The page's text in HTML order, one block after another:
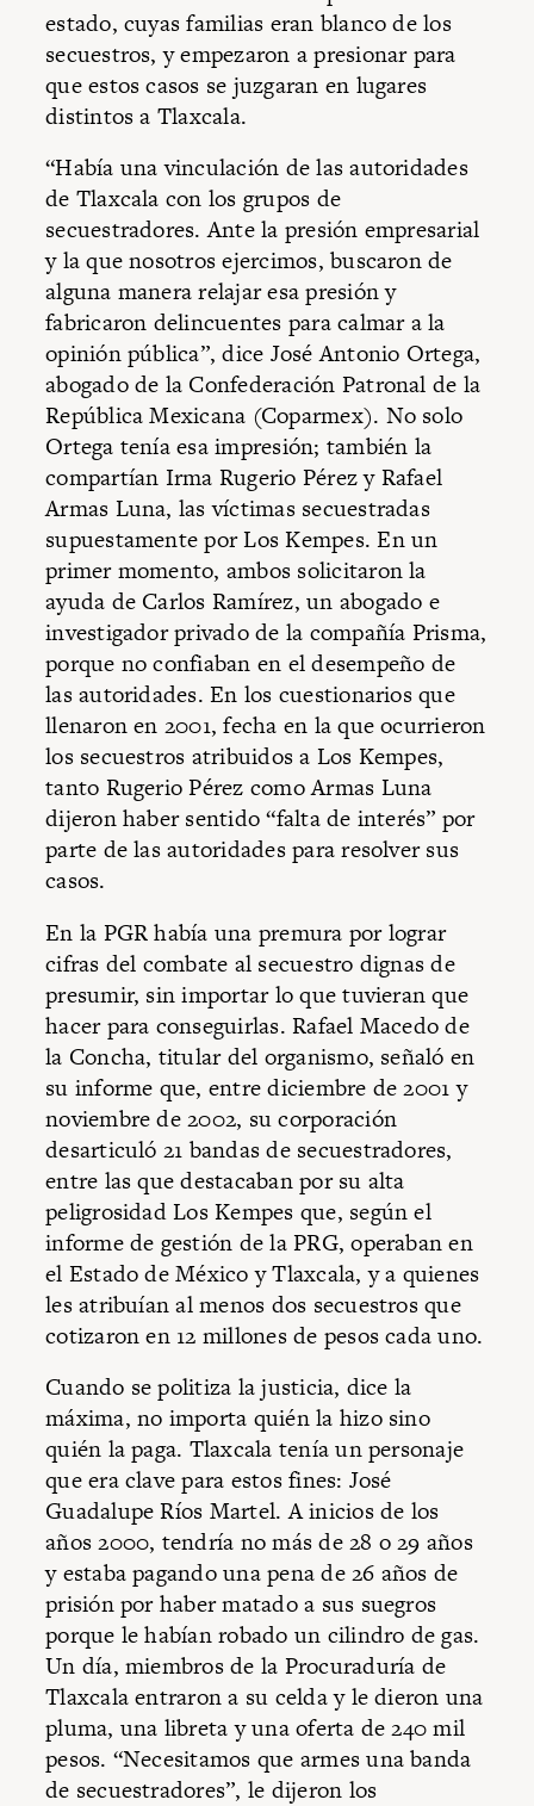
estado, cuyas familias eran blanco de los
secuestros, y empezaron a presionar para
que estos casos se juzgaran en lugares
distintos a Tlaxcala.
“Había una vinculación de las autoridades
de Tlaxcala con los grupos de
secuestradores. Ante la presión em­presarial
y la que nosotros ejercimos, buscaron de
alguna manera relajar esa presión y
fabricaron delincuentes para calmar a la
opinión pública”, dice José Antonio Ortega,
abogado de la Confederación Patronal de la
República Mexicana (Coparmex). No solo
Ortega tenía esa impresión; también la
compartían Irma Rugerio Pérez y Rafael
Armas Luna, las víctimas secuestradas
supuestamente por Los Kempes. En un
primer momento, ambos solicitaron la
ayuda de Carlos Ramírez, un abogado e
investigador privado de la compañía Prisma,
porque no confiaban en el desempeño de
las autoridades. En los cuestionarios que
llenaron en 2001, fecha en la que ocurrieron
los secuestros atribuidos a Los Kempes,
tanto Rugerio Pérez como Armas Luna
dijeron haber sentido “falta de interés” por
parte de las autoridades para resolver sus
casos.
En la PGR había una premura por lograr
cifras del combate al secuestro dignas de
presumir, sin importar lo que tuvieran que
hacer para conseguirlas. Rafael Macedo de
la Concha, titular del organismo, señaló en
su informe que, entre diciembre de 2001 y
noviembre de 2002, su corporación
desarticuló 21 bandas de secuestradores,
entre las que destacaban por su alta
peligrosidad Los Kempes que, según el
informe de gestión de la PRG, operaban en
el Estado de México y Tlaxcala, y a quienes
les atribuían al menos dos secuestros que
cotizaron en 12 millones de pesos cada uno.
Cuando se politiza la justicia, dice la
máxima, no importa quién la hizo sino
quién la paga. Tlaxcala tenía un personaje
que era clave para estos fines: José
Guadalupe Ríos Martel. A inicios de los
años 2000, tendría no más de 28 o 29 años
y estaba pagando una pena de 26 años de
prisión por haber matado a sus suegros
porque le habían robado un cilindro de gas.
Un día, miembros de la Procuraduría de
Tlaxcala entraron a su celda y le dieron una
pluma, una libreta y una oferta de 240 mil
pesos. “Necesitamos que armes una banda
de secuestradores”, le dijeron los